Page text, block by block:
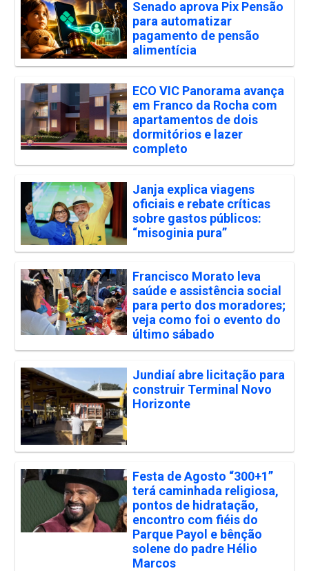
Senado aprova Pix Pensão
para automatizar
pagamento de pensão
alimentícia
ECO VIC Panorama avança
em Franco da Rocha com
apartamentos de dois
dormitórios e lazer
completo
Janja explica viagens
oficiais e rebate críticas
sobre gastos públicos:
“misoginia pura”
Francisco Morato leva
saúde e assistência social
para perto dos moradores;
veja como foi o evento do
último sábado
Jundiaí abre licitação para
construir Terminal Novo
Horizonte
Festa de Agosto “300+1”
terá caminhada religiosa,
pontos de hidratação,
encontro com fiéis do
Parque Payol e bênção
solene do padre Hélio
Marcos